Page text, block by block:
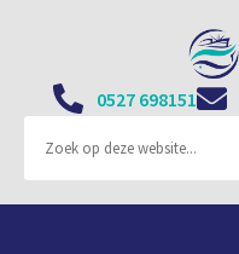
0527 698151